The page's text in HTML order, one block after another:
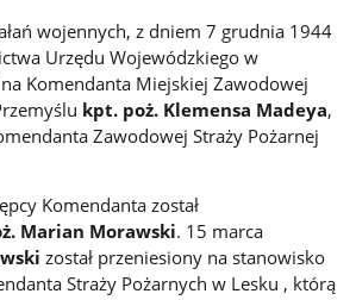
wojennych, z dniem 7 grudnia 1944
Urzędu Wojewódzkiego w
na Komendanta Miejskiej Zawodowej
kpt. poż. Klemensa Madeya,
Zawodowej Straży Pożarnej
Komendanta został
Marian Morawski. 15 marca
został przeniesiony na stanowisko
Straży Pożarnych w Lesku , którą